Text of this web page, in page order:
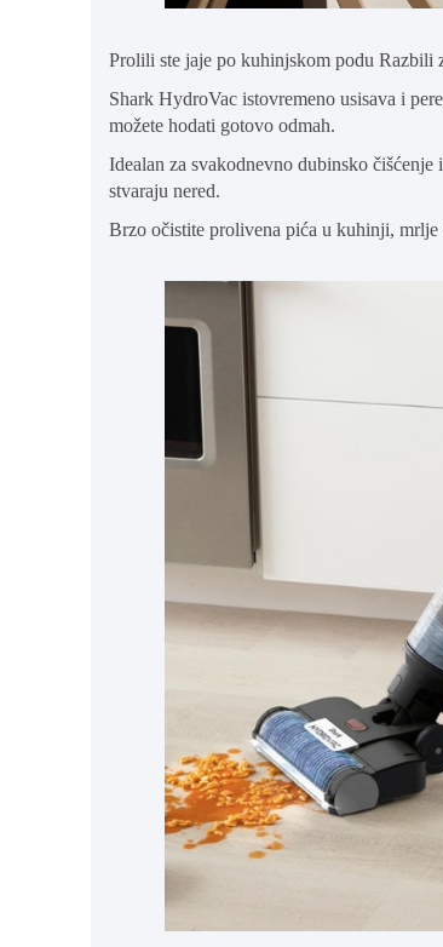
Prolili ste jaje po kuhinjskom podu Razbili
Shark HydroVac istovremeno usisava i
možete hodati gotovo odmah.
Idealan za svakodnevno dubinsko
stvaraju nered.
Brzo očistite prolivena pića u kuhinji, mrlje